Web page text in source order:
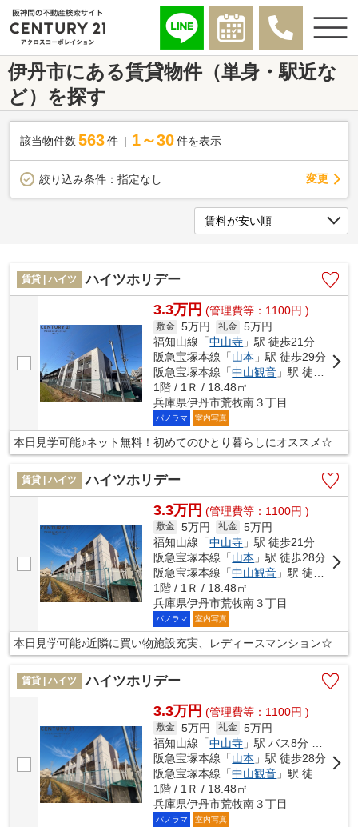
伊丹市にある賃貸物件（単身・駅近な
ど）を探す
該当物件数 563件 1～30 件を表示
絞り込み条件： 指定なし 変更
賃貸 | ハイツ ハイツホリデー
3.3万円 (管理費等：1100円 )
敷金 5万円 礼金 5万円
福知山線「中山寺 」駅 徒歩21分
阪急宝塚本線「山本 」駅 徒歩29分
阪急宝塚本線「中山観音 」駅 徒歩31分
1階 / 1Ｒ / 18.48㎡
兵庫県伊丹市荒牧南３丁目
パノラマ 室内写真
本日見学可能♪ネット無料！初めてのひとり暮らしにオススメ☆
賃貸 | ハイツ ハイツホリデー
3.3万円 (管理費等：1100円 )
敷金 5万円 礼金 5万円
福知山線「中山寺 」駅 徒歩21分
阪急宝塚本線「山本 」駅 徒歩28分
阪急宝塚本線「中山観音 」駅 徒歩29分
1階 / 1Ｒ / 18.48㎡
兵庫県伊丹市荒牧南３丁目
パノラマ 室内写真
本日見学可能♪近隣に買い物施設充実、レディースマンション☆
賃貸 | ハイツ ハイツホリデー
3.3万円 (管理費等：1100円 )
敷金 5万円 礼金 5万円
福知山線「中山寺 」駅 バス8分 「桑田（兵庫県）」 停歩5分
阪急宝塚本線「山本 」駅 徒歩28分
阪急宝塚本線「中山観音 」駅 徒歩29分
1階 / 1Ｒ / 18.48㎡
兵庫県伊丹市荒牧南３丁目
パノラマ 室内写真